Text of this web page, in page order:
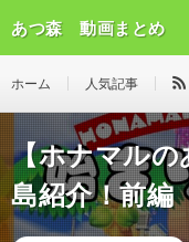
あつ森 動画まとめ
ホーム 人気記事
【ホナマルの
島紹介！前編